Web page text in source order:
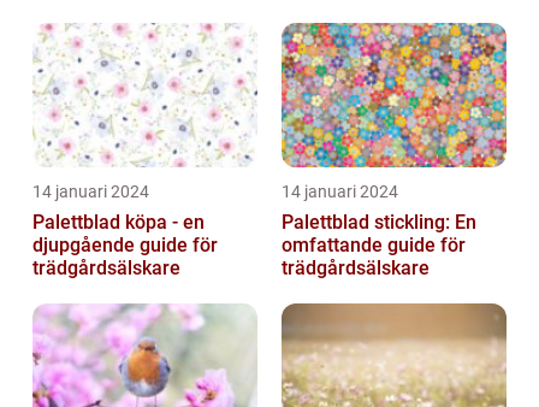
14 januari 2024
Palettblad köpa - en
djupgående guide för
trädgårdsälskare
14 januari 2024
Palettblad stickling: En
omfattande guide för
trädgårdsälskare